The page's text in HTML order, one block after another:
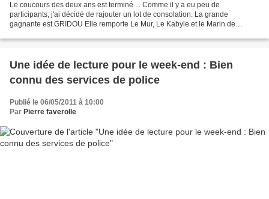
Le coucours des deux ans est terminé ... Comme il y a eu peu de
participants, j'ai décidé de rajouter un lot de consolation. La grande
gagnante est GRIDOU Elle remporte Le Mur, Le Kabyle et le Marin de
Une idée de lecture pour le week-end : Bien
connu des services de police
Publié le 06/05/2011 à 10:00
Par Pierre faverolle